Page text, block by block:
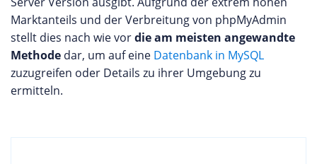
Marktanteils und der Verbreitung von phpMyAdmin
stellt dies nach wie vordie am meisten angewandte
Methode dar, um auf eine Datenbank in MySQL
zuzugreifen oder Details zu ihrer Umgebung zu
ermitteln.